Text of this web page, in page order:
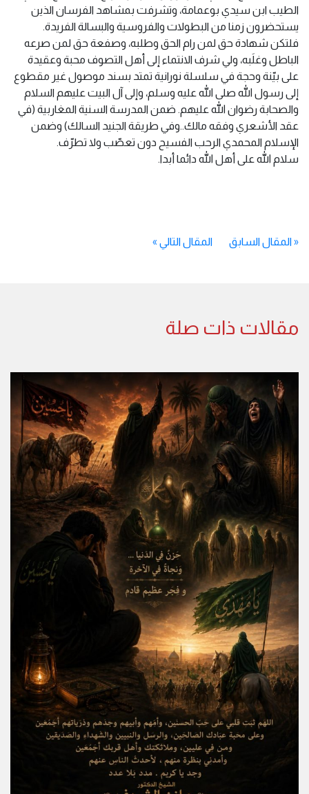
الطيب ابن سيدي بوعمامة، وتشرفت بمشاهد الفرسان الذين
يستحضرون زمنا من البطولات والفروسية والبسالة الفريدة.
فلتكن شهادة حق لمن رام الحق وطلبه، وصفعة حق لمن صرعه
الباطل وغلَبه، ولي شرف الانتماء إلى أهل التصوف محبة وعقيدة
على بيّنة وحجة في سلسلة نورانية تمتد بسند موصول غير مقطوع
إلى رسول الله صلى الله عليه وسلم، وإلى آل البيت عليهم السلام
والصحابة رضوان الله عليهم. ضمن المدرسة السنية المغاربية (في
عقد الأشعري وفقه مالك..وفي طريقة الجنيد السالك) وضمن
الإسلام المحمدي الرحب الفسيح دون تعصّب ولا تطرّف.
سلام الله على أهل الله دائما أبدا.
«المقال السابق المقال التالي »
مقالات ذات صلة